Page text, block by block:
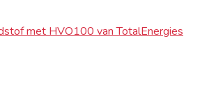
met HVO100 van TotalEnergies